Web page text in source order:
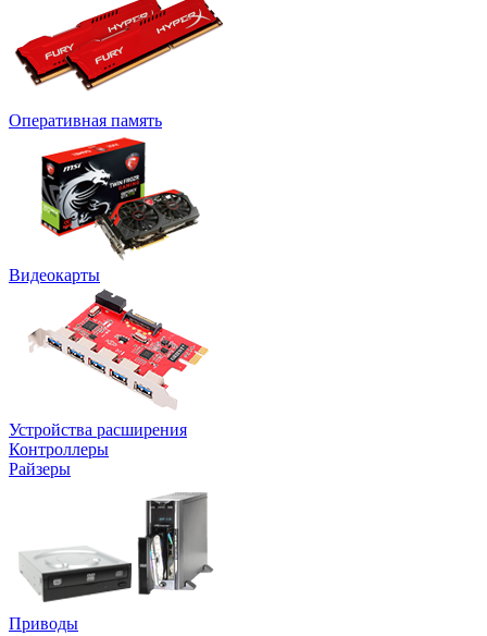
Оперативная память
Видеокарты
Устройства расширения
Контроллеры
Райзеры
Приводы